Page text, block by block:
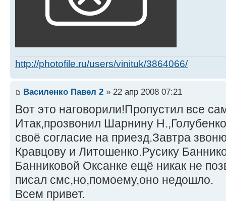
http://photofile.ru/users/vinituk/3864066/
Василенко Павел 2 » 22 апр 2008 07:21
Вот это наговорили!Пропустил все
Итак,прозвонил Шарнину
своё согласие на приезд.Завтра
Кравцову и Литошенко.Русику
Банниковой Оксанке ещё никак не
писал смс,но,помоему,оно недошло.
Всем привет.